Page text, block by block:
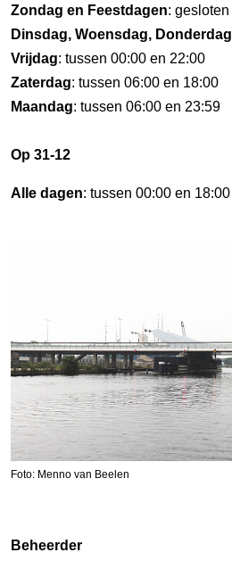
Zondag en Feestdagen: gesloten
Dinsdag, Woensdag, Donderdag
Vrijdag: tussen 00:00 en 22:00
Zaterdag: tussen 06:00 en 18:00
Maandag: tussen 06:00 en 23:59
Op 31-12
Alle dagen: tussen 00:00 en 18:00
Foto: Menno van Beelen
Beheerder